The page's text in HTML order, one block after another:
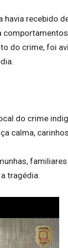
havia recebido
do crime, foi
do crime
calma,
tragédia.